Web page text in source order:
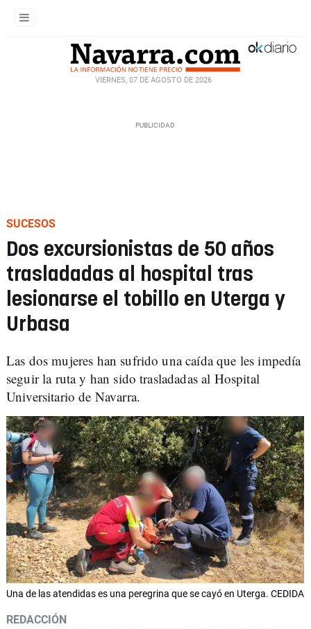
VIERNES, 07 DE AGOSTO DE 2026
SUCESOS
Dos excursionistas de 50 años
trasladadas al hospital tras
lesionarse el tobillo en Uterga y
Urbasa
Las dos mujeres han sufrido una caída que les impedía
seguir la ruta y han sido trasladadas al Hospital
Universitario de Navarra.
Una de las atendidas es una peregrina que se cayó en Uterga. CEDIDA
REDACCIÓN